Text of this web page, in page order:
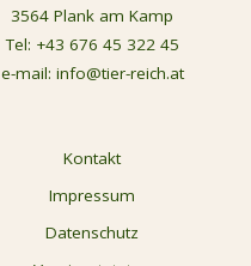
3564 Plank am Kamp
Tel: +43 676 45 322 45
e-mail: info@tier-reich.at
Kontakt
Impressum
Datenschutz